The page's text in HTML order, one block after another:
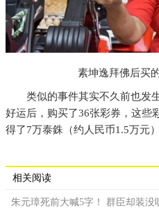
素坤逸拜佛后买
类似的事件其实不久前也发
好运后，购买了36张彩券，这些
得了7万泰銖（约人民币1.5万元）
相关阅读
朱元璋死前大喊5字！ 群臣却装没